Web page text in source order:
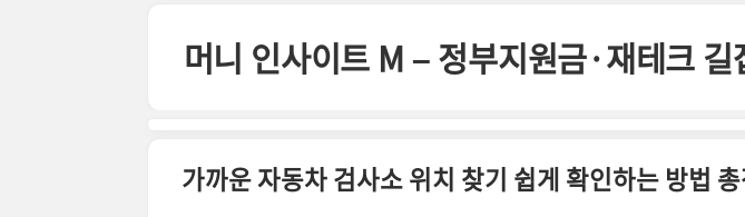
머니 인사이트 M – 정부지원금·재테크 길
가까운 자동차 검사소 위치 찾기 쉽게 확인하는 방법